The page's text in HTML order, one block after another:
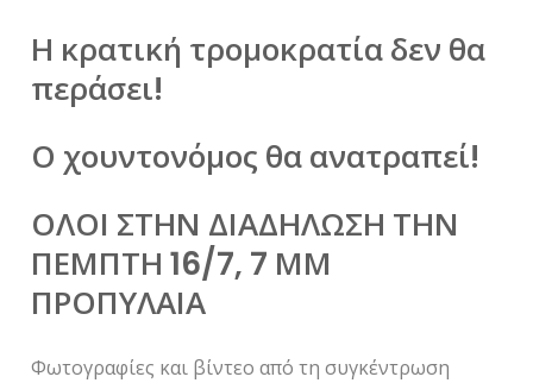
Η κρατική τρομοκρατία δεν θα
περάσει!
Ο χουντονόμος θα ανατραπεί!
ΟΛΟΙ ΣΤΗΝ ΔΙΑΔΗΛΩΣΗ ΤΗΝ
ΠΕΜΠΤΗ 16/7, 7 ΜΜ
ΠΡΟΠΥΛΑΙΑ
Φωτογραφίες και βίντεο από τη συγκέντρωση